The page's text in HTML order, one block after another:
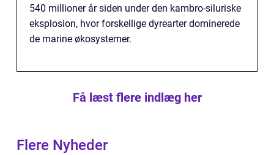
540 millioner år siden under den kambro-siluriske
eksplosion, hvor forskellige dyrearter dominerede
de marine økosystemer.
Få læst flere indlæg her
Flere Nyheder